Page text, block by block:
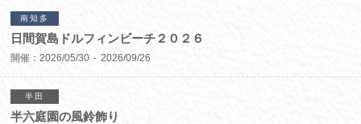
南知多
日間賀島ドルフィンビーチ２０２６
開催：2026/05/30 2026/09/26
半田
半六庭園の風鈴飾り